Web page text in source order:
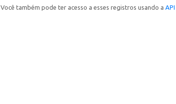
Você também pode ter acesso a esses registros usando a API